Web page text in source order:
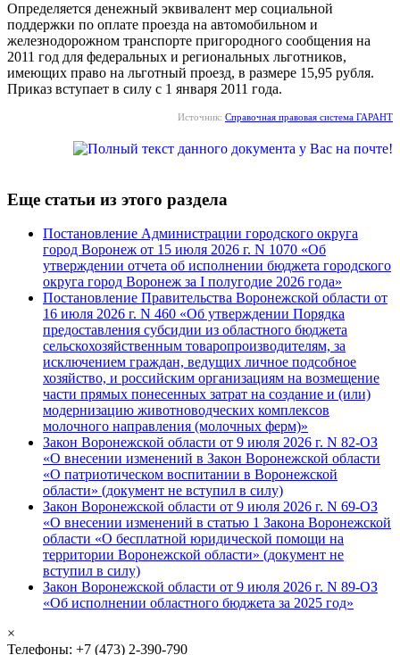
Определяется денежный эквивалент мер социальной
поддержки по оплате проезда на автомобильном и
железнодорожном транспорте пригородного сообщения на
2011 год для федеральных и региональных льготников,
имеющих право на льготный проезд, в размере 15,95 рубля.
Приказ вступает в силу с 1 января 2011 года.
Источник: Справочная правовая система ГАРАНТ
Еще статьи из этого раздела
Постановление Администрации городского округа
город Воронеж от 15 июля 2026 г. N 1070 «Об
утверждении отчета об исполнении бюджета городского
округа город Воронеж за I полугодие 2026 года»
Постановление Правительства Воронежской области от
16 июля 2026 г. N 460 «Об утверждении Порядка
предоставления субсидии из областного бюджета
сельскохозяйственным товаропроизводителям, за
исключением граждан, ведущих личное подсобное
хозяйство, и российским организациям на возмещение
части прямых понесенных затрат на создание и (или)
модернизацию животноводческих комплексов
молочного направления (молочных ферм)»
Закон Воронежской области от 9 июля 2026 г. N 82-ОЗ
«О внесении изменений в Закон Воронежской области
«О патриотическом воспитании в Воронежской
области» (документ не вступил в силу)
Закон Воронежской области от 9 июля 2026 г. N 69-ОЗ
«О внесении изменений в статью 1 Закона Воронежской
области «О бесплатной юридической помощи на
территории Воронежской области» (документ не
вступил в силу)
Закон Воронежской области от 9 июля 2026 г. N 89-ОЗ
«Об исполнении областного бюджета за 2025 год»
×
Телефоны: +7 (473) 2-390-790